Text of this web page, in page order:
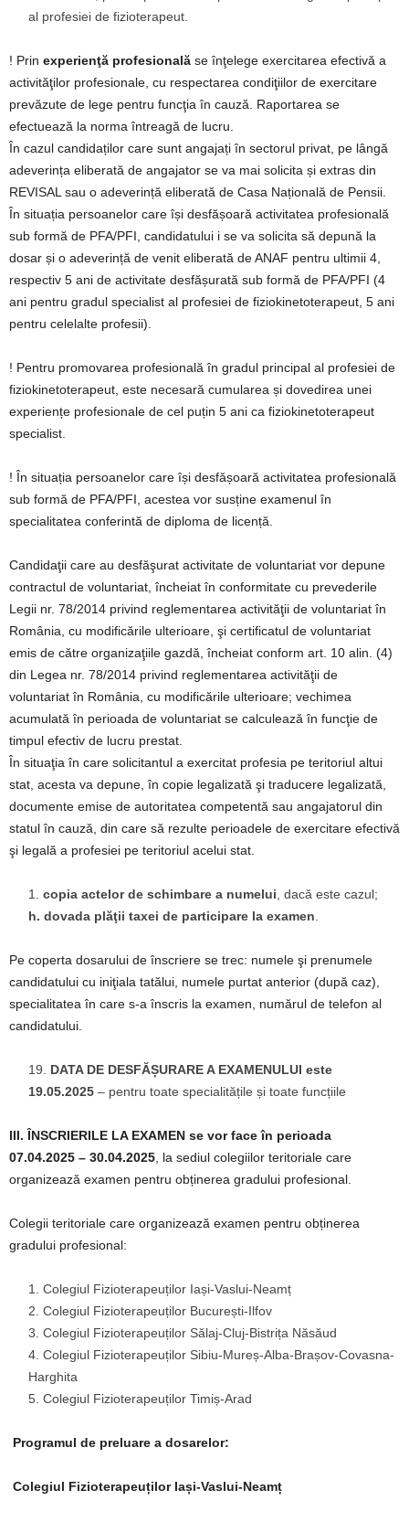
al profesiei de fizioterapeut.
! Prin experienţă profesională se înţelege exercitarea efectivă a
activităţilor profesionale, cu respectarea condiţiilor de exercitare
prevăzute de lege pentru funcţia în cauză. Raportarea se
efectuează la norma întreagă de lucru.
În cazul candidaților care sunt angajați în sectorul privat, pe lângă
adeverința eliberată de angajator se va mai solicita și extras din
REVISAL sau o adeverință eliberată de Casa Națională de Pensii.
În situația persoanelor care își desfășoară activitatea profesională
sub formă de PFA/PFI, candidatului i se va solicita să depună la
dosar și o adeverință de venit eliberată de ANAF pentru ultimii 4,
respectiv 5 ani de activitate desfășurată sub formă de PFA/PFI (4
ani pentru gradul specialist al profesiei de fiziokinetoterapeut, 5 ani
pentru celelalte profesii).
! Pentru promovarea profesională în gradul principal al profesiei de
fiziokinetoterapeut, este necesară cumularea și dovedirea unei
experiențe profesionale de cel puțin 5 ani ca fiziokinetoterapeut
specialist.
! În situația persoanelor care își desfășoară activitatea profesională
sub formă de PFA/PFI, acestea vor susține examenul în
specialitatea conferintă de diploma de licență.
Candidaţii care au desfăşurat activitate de voluntariat vor depune
contractul de voluntariat, încheiat în conformitate cu prevederile
Legii nr. 78/2014 privind reglementarea activităţii de voluntariat în
România, cu modificările ulterioare, şi certificatul de voluntariat
emis de către organizaţiile gazdă, încheiat conform art. 10 alin. (4)
din Legea nr. 78/2014 privind reglementarea activităţii de
voluntariat în România, cu modificările ulterioare; vechimea
acumulată în perioada de voluntariat se calculează în funcţie de
timpul efectiv de lucru prestat.
În situaţia în care solicitantul a exercitat profesia pe teritoriul altui
stat, acesta va depune, în copie legalizată şi traducere legalizată,
documente emise de autoritatea competentă sau angajatorul din
statul în cauză, din care să rezulte perioadele de exercitare efectivă
şi legală a profesiei pe teritoriul acelui stat.
copia actelor de schimbare a numelui , dacă este cazul;
h. dovada plăţii taxei de participare la examen
Pe coperta dosarului de înscriere se trec: numele şi prenumele
candidatului cu iniţiala tatălui, numele purtat anterior (după caz),
specialitatea în care s-a înscris la examen, numărul de telefon al
candidatului.
DATA DE DESFĂȘURARE A EXAMENULUI este
19.05.2025 – pentru toate specialitățile și toate funcțiile
III. ÎNSCRIERILE LA EXAMEN se vor face în perioada
07.04.2025 – 30.04.2025 , la sediul colegiilor teritoriale care
organizează examen pentru obținerea gradului profesional.
Colegii teritoriale care organizează examen pentru obținerea
gradului profesional:
Colegiul Fizioterapeuților Iași-Vaslui-Neamț
Colegiul Fizioterapeuților București-Ilfov
Colegiul Fizioterapeuților Sălaj-Cluj-Bistrița Năsăud
Colegiul Fizioterapeuților Sibiu-Mureș-Alba-Brașov-Covasna-
Harghita
Colegiul Fizioterapeuților Timiș-Arad
Programul de preluare a dosarelor:
Colegiul Fizioterapeuților Iași-Vaslui-Neamț